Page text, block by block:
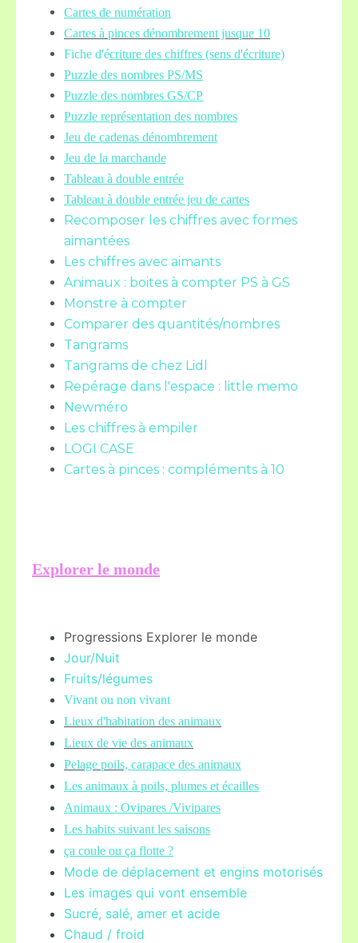
Cartes de numération
Cartes à pinces dénombrement jusque 10
Fiche d'écriture des chiffres (sens d'écriture)
Puzzle des nombres PS/MS
Puzzle des nombres GS/CP
Puzzle représentation des nombres
Jeu de cadenas dénombrement
Jeu de la marchande
Tableau à double entrée
Tableau à double entrée jeu de cartes
Recomposer les chiffres avec formes
aimantées
Les chiffres avec aimants
Animaux : boites à compter PS à GS
Monstre à compter
Comparer des quantités/nombres
Tangrams
Tangrams de chez Lidl
Repérage dans l'espace : little memo
Newméro
Les chiffres à empiler
LOGI CASE
Cartes à pinces : compléments à 10
Explorer le monde
Progressions Explorer le monde
Jour/Nuit
Fruits/légumes
Vivant ou non vivant
Lieux d'habitation des animaux
Lieux de vie des animaux
Pelage poils, carapace des animaux
Les animaux à poils, plumes et écailles
Animaux : Ovipares /Vivipares
Les habits suivant les saisons
ça coule ou ça flotte ?
Mode de déplacement et engins motorisés
Les images qui vont ensemble
Sucré, salé, amer et acide
Chaud / froid